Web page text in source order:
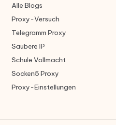
Alle Blogs
Proxy-Versuch
Telegramm Proxy
Saubere IP
Schule Vollmacht
Socken5 Proxy
Proxy-Einstellungen